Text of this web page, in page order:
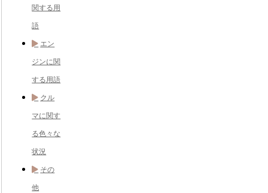
関する用
語
エン
ジンに関
する用語
クル
マに関す
る色々な
状況
その
他